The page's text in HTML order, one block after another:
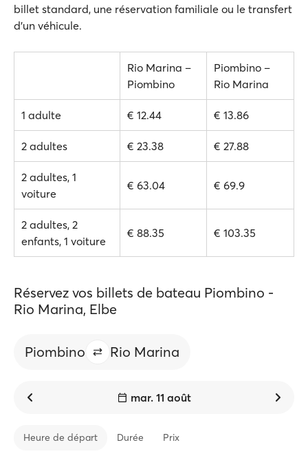
billet standard, une réservation familiale ou le transfert
d'un véhicule.
Rio Marina –
Piombino
Piombino –
Rio Marina
1 adulte € 12.44 € 13.86
2 adultes € 23.38 € 27.88
2 adultes, 1
voiture
€ 63.04 € 69.9
2 adultes, 2
enfants, 1 voiture
€ 88.35 € 103.35
Réservez vos billets de bateau Piombino -
Rio Marina, Elbe
Piombino Rio Marina
mar. 11 août
Heure de départ Durée Prix